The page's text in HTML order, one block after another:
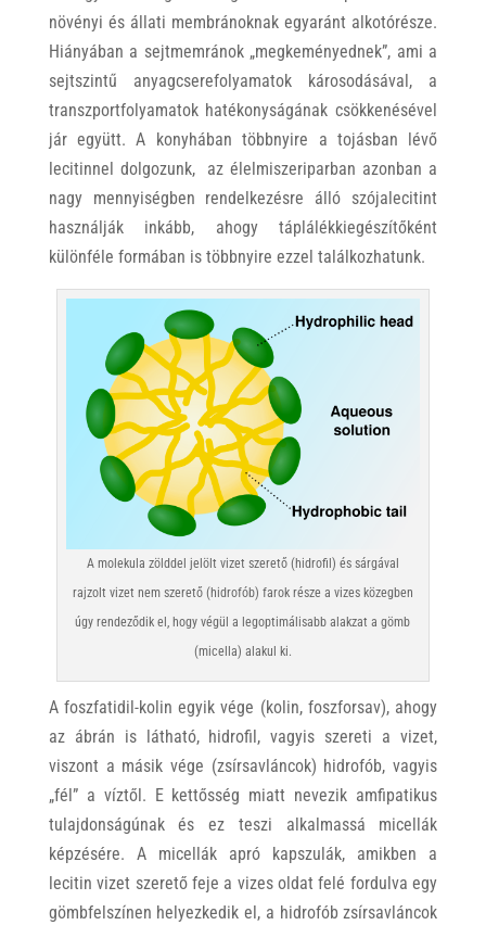
növényi és állati membránoknak egyaránt alkotórésze.
Hiányában a sejtmemránok „megkeményednek”, ami a
sejtszintű anyagcserefolyamatok károsodásával, a
transzportfolyamatok hatékonyságának csökkenésével
jár együtt. A konyhában többnyire a tojásban lévő
lecitinnel dolgozunk, az élelmiszeriparban azonban a
nagy mennyiségben rendelkezésre álló szójalecitint
használják inkább, ahogy táplálékkiegészítőként
különféle formában is többnyire ezzel találkozhatunk.
A molekula zölddel jelölt vizet szerető (hidrofil) és sárgával
rajzolt vizet nem szerető (hidrofób) farok része a vizes közegben
úgy rendeződik el, hogy végül a legoptimálisabb alakzat a gömb
(micella) alakul ki.
A foszfatidil-kolin egyik vége (kolin, foszforsav), ahogy
az ábrán is látható, hidrofil, vagyis szereti a vizet,
viszont a másik vége (zsírsavláncok) hidrofób, vagyis
„fél” a víztől. E kettősség miatt nevezik amfipatikus
tulajdonságúnak és ez teszi alkalmassá micellák
képzésére. A micellák apró kapszulák, amikben a
lecitin vizet szerető feje a vizes oldat felé fordulva egy
gömbfelszínen helyezkedik el, a hidrofób zsírsavláncok